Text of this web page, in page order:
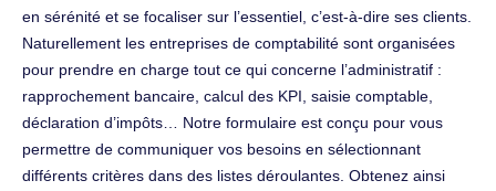
en sérénité et se focaliser sur l’essentiel, c’est-à-dire ses clients.
Naturellement les entreprises de comptabilité sont organisées
pour prendre en charge tout ce qui concerne l’administratif :
rapprochement bancaire, calcul des KPI, saisie comptable,
déclaration d’impôts… Notre formulaire est conçu pour vous
permettre de communiquer vos besoins en sélectionnant
différents critères dans des listes déroulantes. Obtenez ainsi